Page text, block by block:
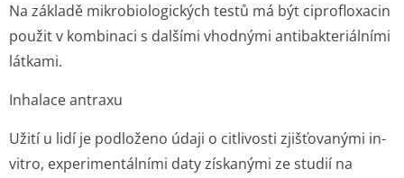
Na základě mikrobiologických testů má být ciprofloxacin
použit v kombinaci s dalšími vhodnými antibakteriálními
látkami.
Inhalace antraxu
Užití u lidí je podloženo údaji o citlivosti zjišťovanými in-
vitro, experimentálními daty získanými ze studií na